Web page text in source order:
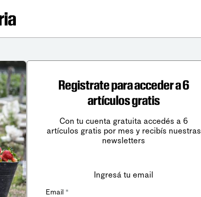
Registrate para acceder a 6
artículos gratis
Con tu cuenta gratuita accedés a 6
artículos gratis por mes y recibís nuestras
newsletters
Ingresá tu email
Email *